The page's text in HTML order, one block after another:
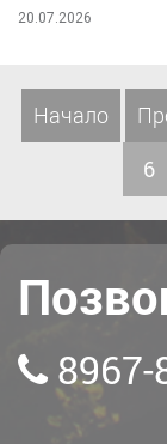
20.07.2026
Начало
6
8967-